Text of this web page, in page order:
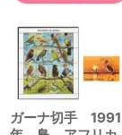
ガーナ切手 1991